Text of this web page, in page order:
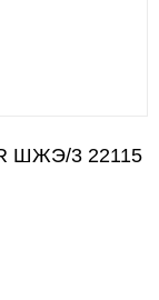
ШЖЭ/3 22115